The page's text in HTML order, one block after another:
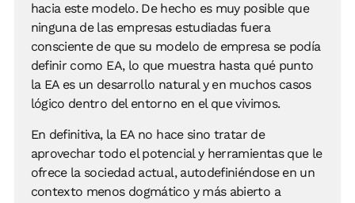
hacia este modelo. De hecho es muy posible que
ninguna de las empresas estudiadas fuera
consciente de que su modelo de empresa se podía
definir como EA, lo que muestra hasta qué punto
la EA es un desarrollo natural y en muchos casos
lógico dentro del entorno en el que vivimos.
En definitiva, la EA no hace sino tratar de
aprovechar todo el potencial y herramientas que le
ofrece la sociedad actual, autodefiniéndose en un
contexto menos dogmático y más abierto a